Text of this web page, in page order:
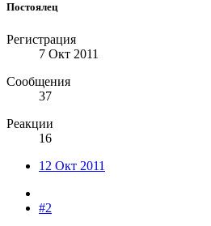
Постоялец
Регистрация
7 Окт 2011
Сообщения
37
Реакции
16
12 Окт 2011
#2